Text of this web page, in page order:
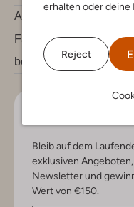
erhalten oder deine
Reject
Account
Fashion News
bei Omoda
Bleib auf dem
exklusiven
Newsletter und
Wert von €150.